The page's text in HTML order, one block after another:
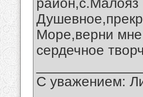
район,с.Малояз
Море,верни мне
сердечное
С уважением: